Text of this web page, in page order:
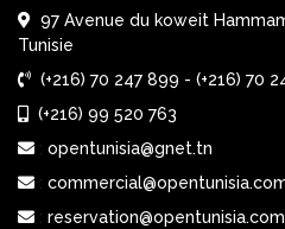
97 Avenue du koweit
Tunisie
(+216) 70 247 899 - (+216) 70
(+216) 99 520 763
: opentunisia@gnet.tn
:
: reservation@opentunisia.com